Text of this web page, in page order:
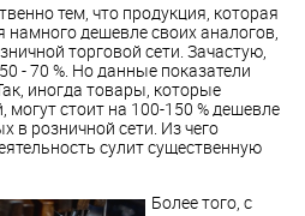
тем, что продукция, которая
намного дешевле своих аналогов,
торговой сети. Зачастую,
- 70 %. Но данные показатели
иногда товары, которые
стоит на 100-150 % дешевле
в розничной сети. Из чего
сулит существенную
Более того, с